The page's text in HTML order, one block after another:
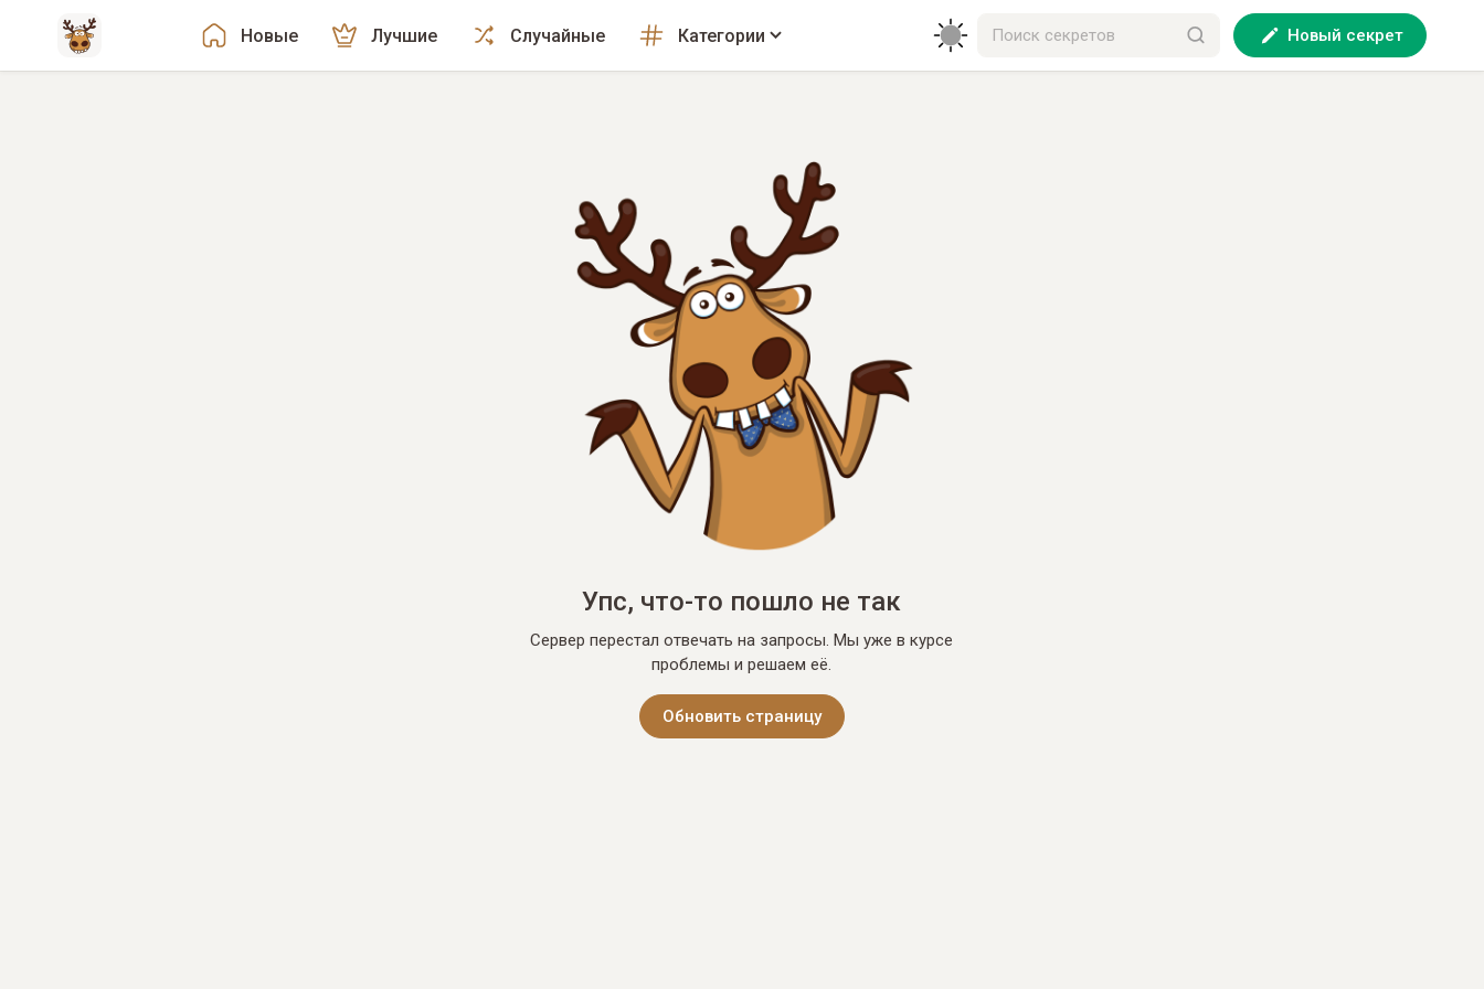
Новые Лучшие Случайные Категории Новый секрет
Упс, что-то пошло не так
Сервер перестал отвечать на запросы. Мы уже в курсе
проблемы и решаем её.
Обновить страницу